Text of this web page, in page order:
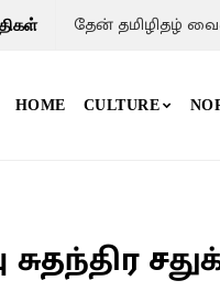
தேன் தமிழிதழ்
HOME CULTURE